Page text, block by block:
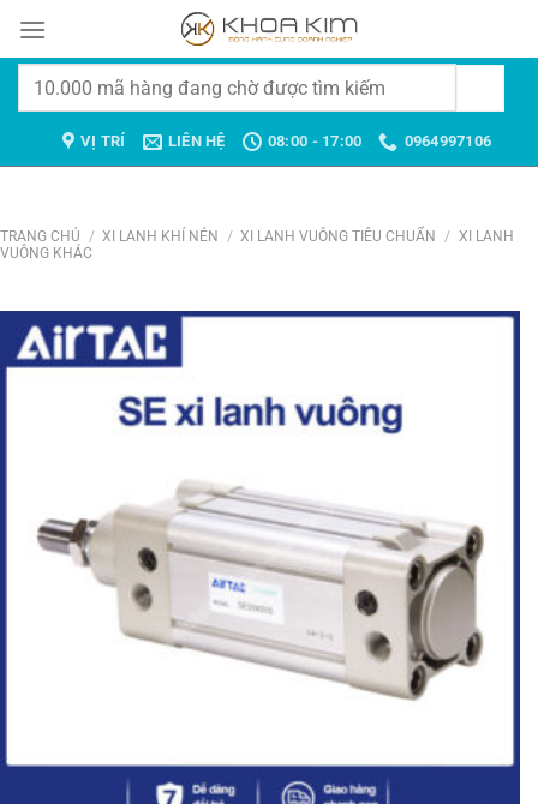
đến
Tìm
VỊ TRÍ LIÊN HỆ 08:00 - 17:00 0964997106
TRANG CHỦ / XI LANH KHÍ NÉN / XI LANH VUÔNG TIÊU CHUẨN / XI LANH
VUÔNG KHÁC